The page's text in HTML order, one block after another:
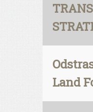
Land